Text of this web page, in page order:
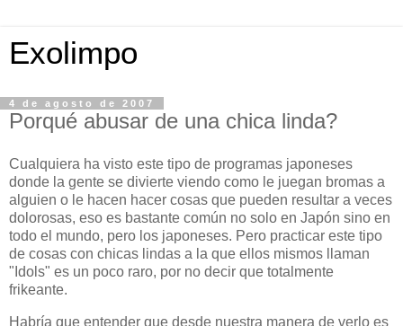
Exolimpo
4 de agosto de 2007
Porqué abusar de una chica linda?
Cualquiera ha visto este tipo de programas japoneses
donde la gente se divierte viendo como le juegan bromas a
alguien o le hacen hacer cosas que pueden resultar a veces
dolorosas, eso es bastante común no solo en Japón sino en
todo el mundo, pero los japoneses. Pero practicar este tipo
de cosas con chicas lindas a la que ellos mismos llaman
"Idols" es un poco raro, por no decir que totalmente
frikeante.
Habría que entender que desde nuestra manera de verlo es